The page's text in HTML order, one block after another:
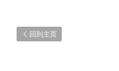
回到主页